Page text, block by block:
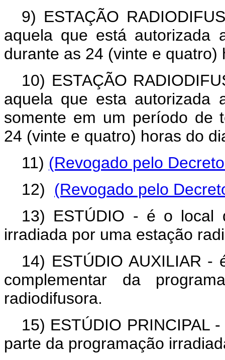
9) ESTAÇÃO
aquela que está autorizada
durante as 24 (vinte e quatro)
10) ESTAÇÃO
aquela que esta autorizada
somente em um período de
24 (vinte e quatro) horas do
11) (Revogado pelo
12)
(Revogado pelo
13) ESTÚDIO - é o local
irradiada por uma estação
14) ESTÚDIO AUXILIAR -
complementar da
radiodifusora.
15) ESTÚDIO PRINCIPAL-
parte da programação